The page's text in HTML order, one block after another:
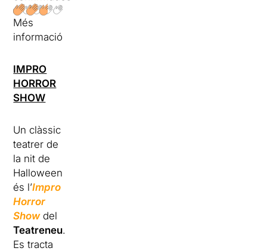
Més
informació
IMPRO
HORROR
SHOW
Un clàssic
teatrer de
la nit de
Halloween
és l’Impro
Horror
Showdel
Teatreneu.
Es tracta